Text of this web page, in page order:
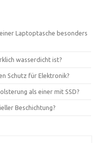
Laptoptasche besonders
wasserdicht ist?
Schutz für Elektronik?
als einer mit SSD?
Beschichtung?